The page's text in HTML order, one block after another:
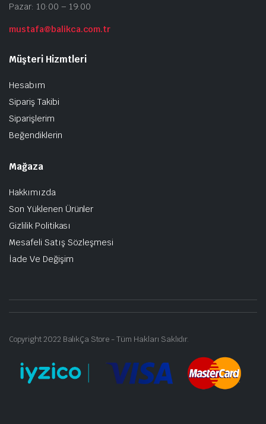
Pazar: 10:00 – 19:00
mustafa@balikca.com.tr
Müşteri Hizmtleri
Hesabım
Sipariş Takibi
Siparişlerim
Beğendiklerin
Mağaza
Hakkımızda
Son Yüklenen Ürünler
Gizlilik Politikası
Mesafeli Satış Sözleşmesi
İade Ve Değişim
Copyright 2022 BalıkÇa Store - Tüm Hakları Saklıdır.